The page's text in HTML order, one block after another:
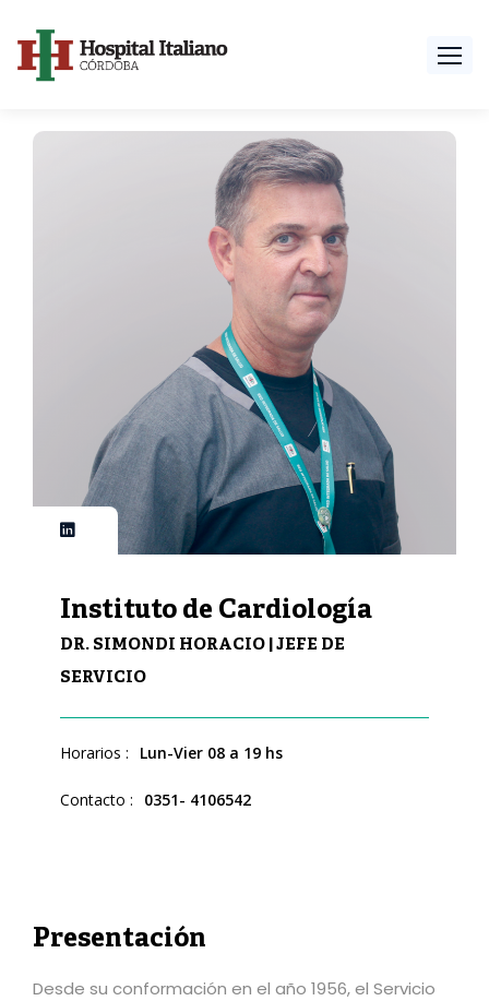
Instituto de Cardiología
DR. SIMONDI HORACIO | JEFE DE
SERVICIO
Horarios : Lun-Vier 08 a 19 hs
Contacto : 0351- 4106542
Presentación
Desde su conformación en el año 1956, el Servicio